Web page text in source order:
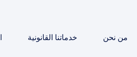
من نحن خدماتنا القانونية